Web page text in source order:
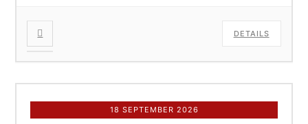
DETAILS
18 SEPTEMBER 2026